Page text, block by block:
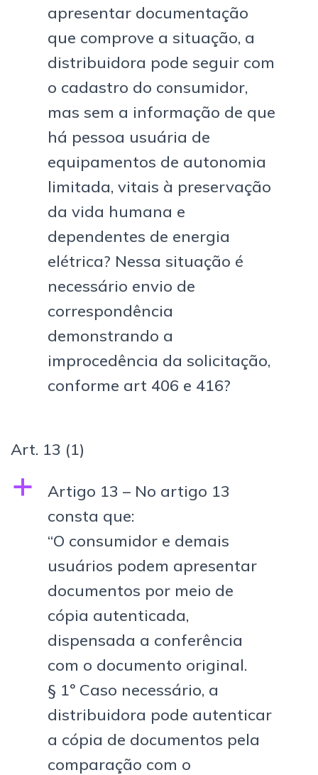
apresentar documentação
que comprove a situação, a
distribuidora pode seguir com
o cadastro do consumidor,
mas sem a informação de que
há pessoa usuária de
equipamentos de autonomia
limitada, vitais à preservação
da vida humana e
dependentes de energia
elétrica? Nessa situação é
necessário envio de
correspondência
demonstrando a
improcedência da solicitação,
conforme art 406 e 416?
Art. 13 (1)
a
Artigo 13 – No artigo 13
consta que:
“O consumidor e demais
usuários podem apresentar
documentos por meio de
cópia autenticada,
dispensada a conferência
com o documento original.
§ 1º Caso necessário, a
distribuidora pode autenticar
a cópia de documentos pela
comparação com o